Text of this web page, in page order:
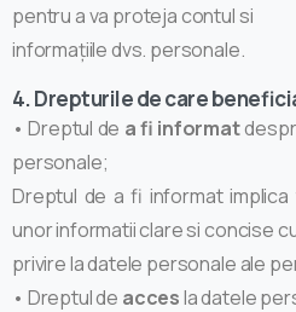
pentru a va proteja contul si
informațiile dvs. personale.
4. Drepturile de care
• Dreptul de a fi informat
personale;
Dreptul de a fi informat
unor informatii clare si concise
privire la datele personale ale
• Dreptul de accesla datele